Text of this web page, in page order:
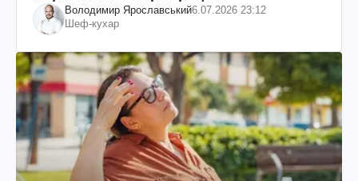
Володимир Ярославський6.07.2026 23:12
Шеф-кухар